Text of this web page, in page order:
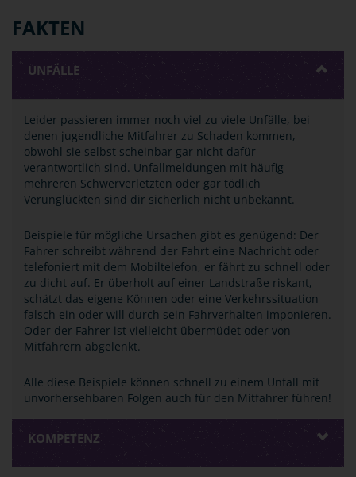
FAKTEN
UNFÄLLE
Leider passieren immer noch viel zu viele Unfälle, bei
denen jugendliche Mitfahrer zu Schaden kommen,
obwohl sie selbst scheinbar gar nicht dafür
verantwortlich sind. Unfallmeldungen mit häufig
mehreren Schwerverletzten oder gar tödlich
Verunglückten sind dir sicherlich nicht unbekannt.
Beispiele für mögliche Ursachen gibt es genügend: Der
Fahrer schreibt während der Fahrt eine Nachricht oder
telefoniert mit dem Mobiltelefon, er fährt zu schnell oder
zu dicht auf. Er überholt auf einer Landstraße riskant,
schätzt das eigene Können oder eine Verkehrssituation
falsch ein oder will durch sein Fahrverhalten imponieren.
Oder der Fahrer ist vielleicht übermüdet oder von
Mitfahrern abgelenkt.
Alle diese Beispiele können schnell zu einem Unfall mit
unvorhersehbaren Folgen auch für den Mitfahrer führen!
KOMPETENZ